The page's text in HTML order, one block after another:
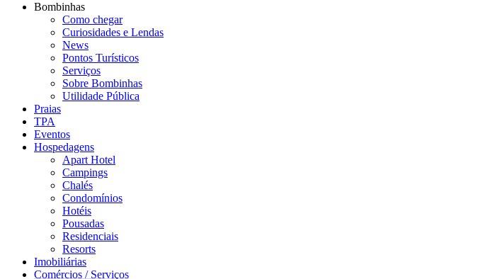
Bombinhas
Como chegar
Curiosidades e Lendas
News
Pontos Turísticos
Serviços
Sobre Bombinhas
Utilidade Pública
Praias
TPA
Eventos
Hospedagens
Apart Hotel
Campings
Chalés
Condomínios
Hotéis
Pousadas
Residenciais
Resorts
Imobiliárias
Comércios / Serviços